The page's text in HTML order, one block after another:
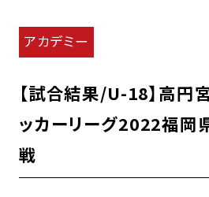
アカデミー
【試合結果/U-18】高円
ッカーリーグ2022福岡
戦